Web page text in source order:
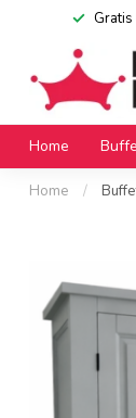
Gratis
Home
Home /